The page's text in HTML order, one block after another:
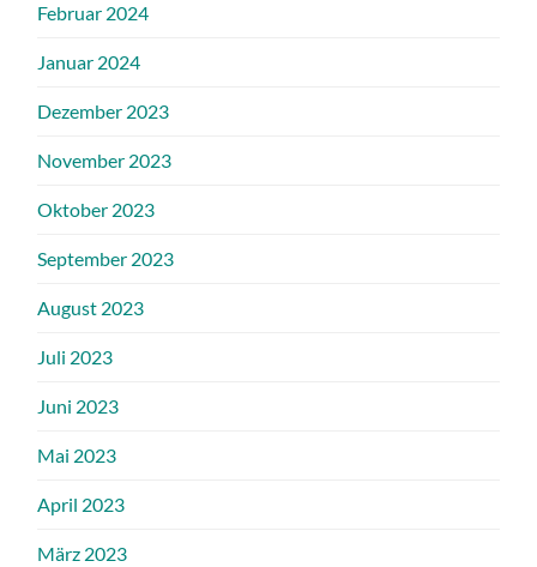
Februar 2024
Januar 2024
Dezember 2023
November 2023
Oktober 2023
September 2023
August 2023
Juli 2023
Juni 2023
Mai 2023
April 2023
März 2023